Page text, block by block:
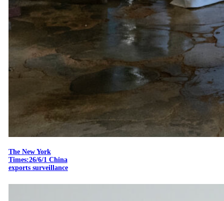
The New York
Times:26/6/1 China
exports surveillance